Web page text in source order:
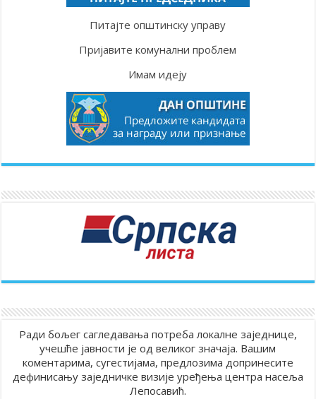
Питајте општинску управу
Пријавите комунални проблем
Имам идеју
Ради бољег сагледавања потреба локалне заједнице,
учешће јавности је од великог значаја. Вашим
коментарима, сугестијама, предлозима допринесите
дефинисању заједничке визије уређења центра насеља
Лепосавић.